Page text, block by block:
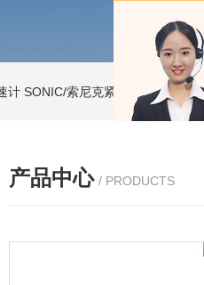
计 SONIC/索尼克紧凑型液体流量计
产品中心 / PRODUCTS